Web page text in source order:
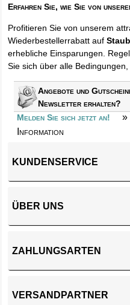
Erfahren Sie, wie Sie von
Profitieren Sie von unserem
Wiederbestellerrabatt auf
erhebliche Einsparungen.
Sie sich über alle
Angebote und
Newsletter erhalten?
Melden Sie sich jetzt an!
»
Information
KUNDENSERVICE
ÜBER UNS
ZAHLUNGSARTEN
VERSANDPARTNER